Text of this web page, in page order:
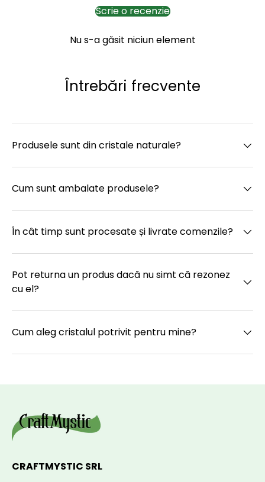
Scrie o recenzie
Nu s-a găsit niciun element
Întrebări frecvente
Produsele sunt din cristale naturale?
Cum sunt ambalate produsele?
În cât timp sunt procesate și livrate comenzile?
Pot returna un produs dacă nu simt că rezonez
cu el?
Cum aleg cristalul potrivit pentru mine?
CRAFTMYSTIC SRL